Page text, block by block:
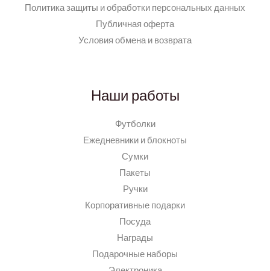
Политика защиты и обработки персональных данных
Публичная оферта
Условия обмена и возврата
Наши работы
Футболки
Ежедневники и блокноты
Сумки
Пакеты
Ручки
Корпоративные подарки
Посуда
Награды
Подарочные наборы